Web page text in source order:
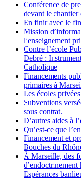
Conférence de
devant le
En finir avec le
Mission
l’enseignement
Contre l’école
Debré :
Catholique
Financements
primaires à
Les écoles
Subventions
sous contrat.
D’autres aides à
Qu’est-ce que
Financement et
Bouches du
À Marseille, des
d’endoctrinement
Espérances